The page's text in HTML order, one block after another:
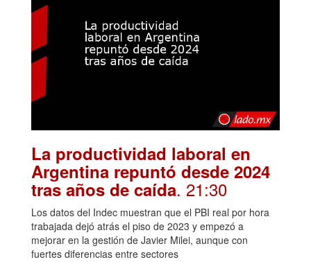
La productividad laboral en
Argentina repuntó desde 2024
tras años de caída. 21:30
Los datos del Indec muestran que el PBI real por hora
trabajada dejó atrás el piso de 2023 y empezó a
mejorar en la gestión de Javier Milei, aunque con
fuertes diferencias entre sectores